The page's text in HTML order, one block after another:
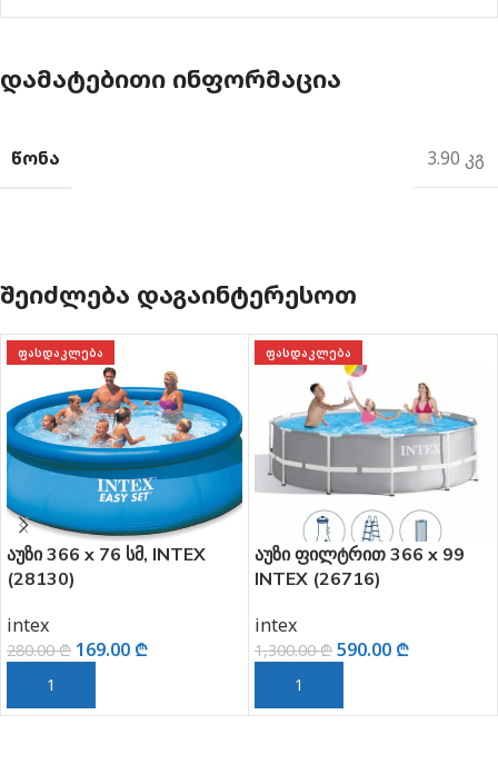
ᲓᲐᲛᲐᲢᲔᲑᲘᲗᲘ ᲘᲜᲤᲝᲠᲛᲐᲪᲘᲐ
ᲬᲝᲜᲐ 3.90 კგ
ᲨᲔᲘᲫᲚᲔᲑᲐ ᲓᲐᲒᲐᲘᲜᲢᲔᲠᲔᲡᲝᲗ
ᲤᲐᲡᲓᲐᲙᲚᲔᲑᲐ
აუზი 366 x 76 სმ, INTEX
(28130)
intex
280.00₾ 169.00 ₾
ᲙᲐᲚᲐᲗᲐᲨᲘ ᲓᲐᲛᲐᲢᲔᲑᲐ
ᲤᲐᲡᲓᲐᲙᲚᲔᲑᲐ
აუზი ფილტრით 366 x 99
INTEX (26716)
intex
1,300.00₾ 590.00 ₾
ᲙᲐᲚᲐᲗᲐᲨᲘ ᲓᲐᲛᲐᲢᲔᲑᲐ